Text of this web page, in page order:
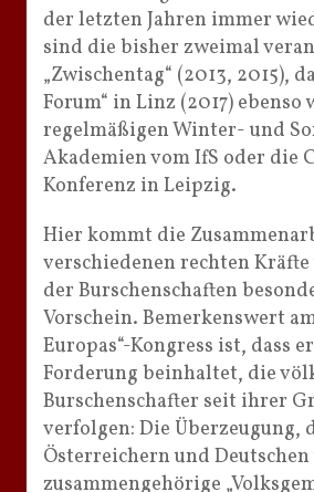
der letzten Jahren immer
sind die bisher zweimal
„Zwischentag“ (2013, 2015),
Forum“ in Linz (2017) ebenso
regelmäßigen Winter- und
Akademien vom IfS oder die
Konferenz in Leipzig.
Hier kommt die
verschiedenen rechten
der Burschenschaften
Vorschein. Bemerkenswert
Europas“-Kongress ist, dass
Forderung beinhaltet, die
Burschenschafter seit ihrer
verfolgen: Die Überzeugung,
Österreichern und Deutschen
zusammengehörige